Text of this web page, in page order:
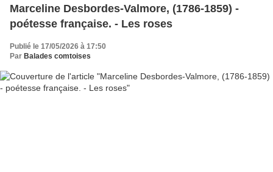
Marceline Desbordes-Valmore, (1786-1859) -
poétesse française. - Les roses
Publié le 17/05/2026 à 17:50
Par Balades comtoises